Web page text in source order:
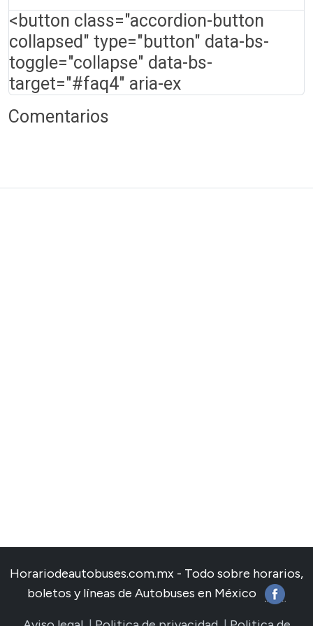
<button class="accordion-button
collapsed" type="button" data-bs-
toggle="collapse" data-bs-
target="#faq4" aria-ex
Comentarios
Horariodeautobuses.com.mx - Todo sobre horarios,
boletos y líneas de Autobuses en México